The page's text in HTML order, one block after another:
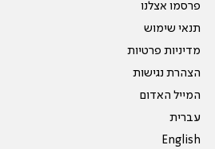
פרסמו אצלנו
תנאי שימוש
מדיניות פרטיות
הצהרת נגישות
המייל האדום
עברית
English